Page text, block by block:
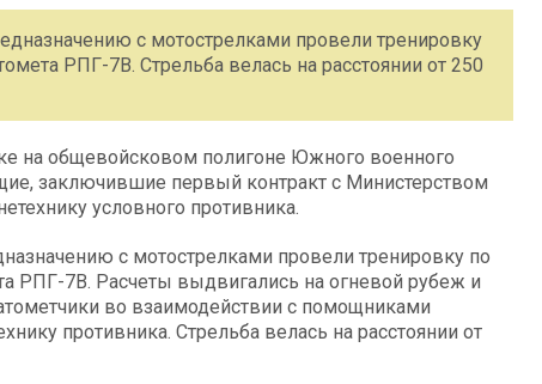
с мотострелками провели тренировку
РПГ-7В. Стрельба велась на расстоянии от 250
на общевойсковом полигоне Южного военного
заключившие первый контракт с Министерством
условного противника.
с мотострелками провели тренировку по
РПГ-7В. Расчеты выдвигались на огневой рубеж и
во взаимодействии с помощниками
противника. Стрельба велась на расстоянии от